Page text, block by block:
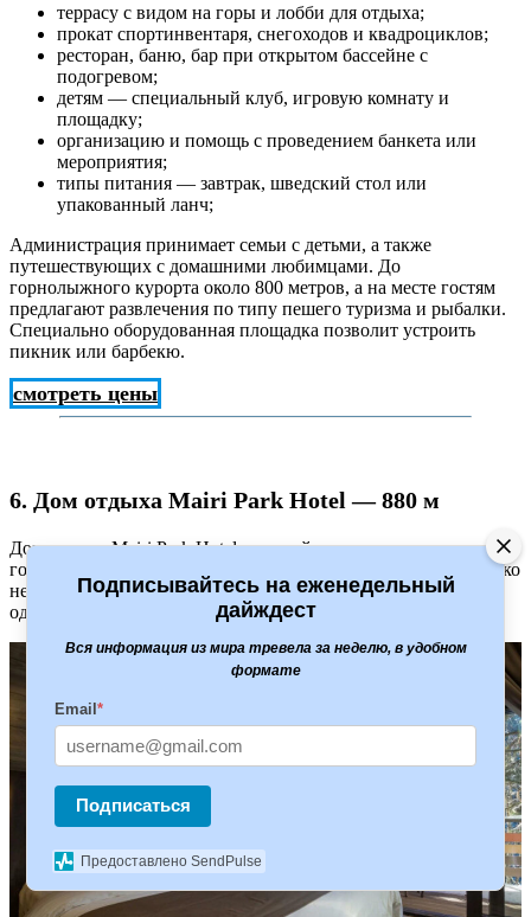
террасу с видом на горы и лобби для отдыха;
прокат спортинвентаря, снегоходов и квадроциклов;
ресторан, баню, бар при открытом бассейне с
подогревом;
детям — специальный клуб, игровую комнату и
площадку;
организацию и помощь с проведением банкета или
мероприятия;
типы питания — завтрак, шведский стол или
упакованный ланч;
Администрация принимает семьи с детьми, а также
путешествующих с домашними любимцами. До
горнолыжного курорта около 800 метров, а на месте гостям
предлагают развлечения по типу пешего туризма и рыбалки.
Специально оборудованная площадка позволит устроить
пикник или барбекю.
смотреть цены
6. Дом отдыха Mairi Park Hotel — 880 м
Дом отдыха Mairi Park Hotel — дизайн-отель недалеко от
горнолыжного курорта Архыз, где можно снять номер. Далеко
не дешевый, но, пожалуй, один из самых тихих, красивых и
одновременно комфортабельных вариантов размещения.
Подписывайтесь на еженедельный
дайждест
Вся информация из мира тревела за неделю, в удобном
формате
Email *
Подписаться
Предоставлено SendPulse